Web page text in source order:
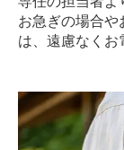
お急ぎの場合
は、遠慮なく お